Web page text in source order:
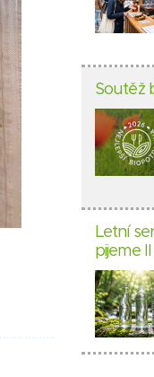
Soutěž
Letní
pijeme